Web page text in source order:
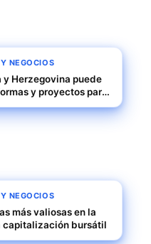
NEGOCIOS
y Herzegovina puede
y proyectos para
y reducir la
económica
NEGOCIOS
más valiosas en la
capitalización bursátil